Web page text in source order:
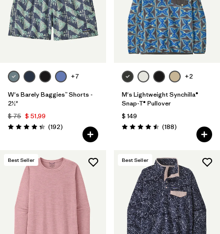
+7
W's Barely Baggies™ Shorts -
2½"
$ 75 $ 51,99
Valoración: 4.3 / 5
(192Comentarios
)
+2
M's Lightweight Synchilla®
Snap-T® Pullover
$ 149
Valoración: 4.5 / 5
(188Comentarios
)
Best Seller Best Seller